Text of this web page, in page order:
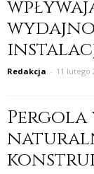
Redakcja - 11 lutego
Pergola